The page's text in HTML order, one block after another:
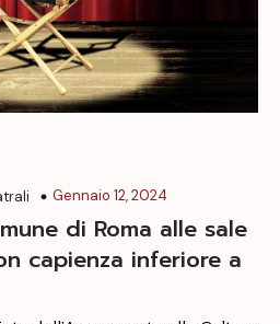
Gennaio 12, 2024
di Roma alle sale
capienza inferiore a